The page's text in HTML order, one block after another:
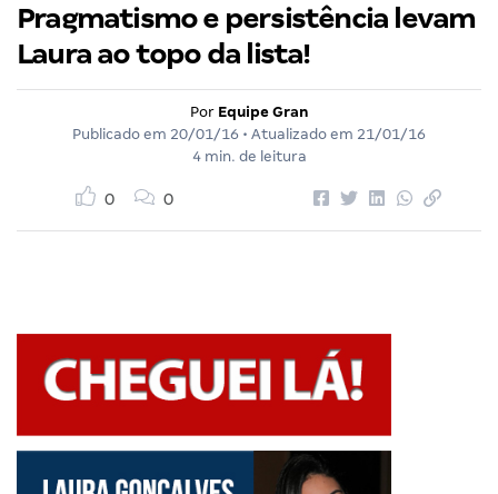
Pragmatismo e persistência levam
Laura ao topo da lista!
Por Equipe Gran
Publicado em 20/01/16 • Atualizado em 21/01/16
4 min. de leitura
0 0